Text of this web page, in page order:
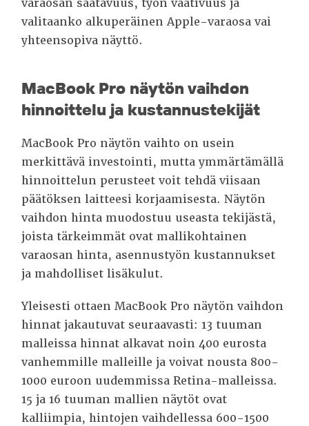
varaosan saatavuus, työn vaativuus ja
valitaanko alkuperäinen Apple-varaosa vai
yhteensopiva näyttö.
MacBook Pro näytön vaihdon
hinnoittelu ja kustannustekijät
MacBook Pro näytön vaihto on usein
merkittävä investointi, mutta ymmärtämällä
hinnoittelun perusteet voit tehdä viisaan
päätöksen laitteesi korjaamisesta. Näytön
vaihdon hinta muodostuu useasta tekijästä,
joista tärkeimmät ovat mallikohtainen
varaosan hinta, asennustyön kustannukset
ja mahdolliset lisäkulut.
Yleisesti ottaen MacBook Pro näytön vaihdon
hinnat jakautuvat seuraavasti: 13 tuuman
malleissa hinnat alkavat noin 400 eurosta
vanhemmille malleille ja voivat nousta 800-
1000 euroon uudemmissa Retina-malleissa.
15 ja 16 tuuman mallien näytöt ovat
kalliimpia, hintojen vaihdellessa 600-1500